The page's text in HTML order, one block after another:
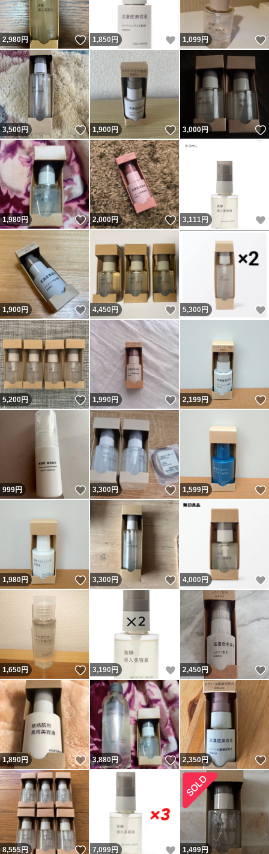
2,980円 いいね！
1,850 円 いいね！
1,099円
3,500円 いいね！
1,900円 いいね！
3,000円
1,980円 いいね！
2,000円 いいね！
3,111円
1,900円 いいね！
4,450円 いいね！
5,300 円
5,200円 いいね！
1,990円 いいね！
2,199円
999円 いいね！
3,300円 いいね！
1,599円
1,980円 いいね！
3,300円 いいね！
4,000 円
1,650円 いいね！
3,190 円 いいね！
2,450円
1,890円 いいね！
3,880円 いいね！
2,350円
8,555円 いいね！
7,099円 いいね！
1,499円